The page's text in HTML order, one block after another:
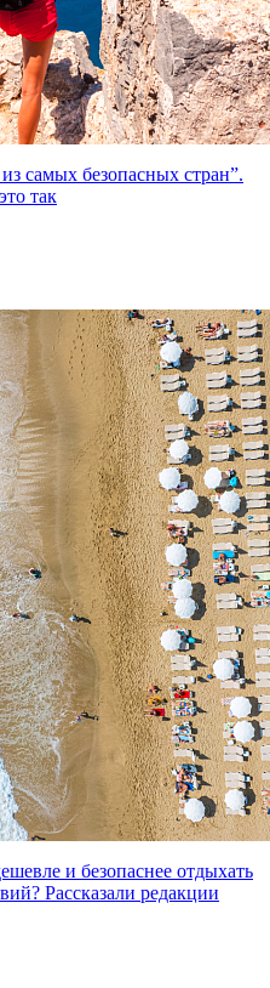
самых безопасных стран”.
так
и безопаснее отдыхать
Рассказали редакции